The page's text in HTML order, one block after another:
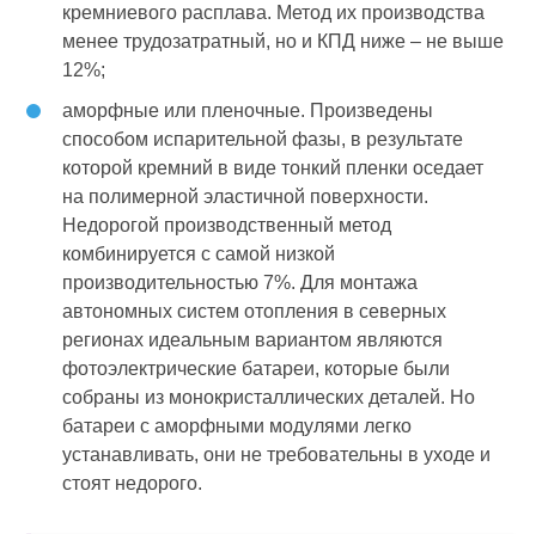
кремниевого расплава. Метод их производства
менее трудозатратный, но и КПД ниже – не выше
12%;
аморфные или пленочные. Произведены
способом испарительной фазы, в результате
которой кремний в виде тонкий пленки оседает
на полимерной эластичной поверхности.
Недорогой производственный метод
комбинируется с самой низкой
производительностью 7%. Для монтажа
автономных систем отопления в северных
регионах идеальным вариантом являются
фотоэлектрические батареи, которые были
собраны из монокристаллических деталей. Но
батареи с аморфными модулями легко
устанавливать, они не требовательны в уходе и
стоят недорого.